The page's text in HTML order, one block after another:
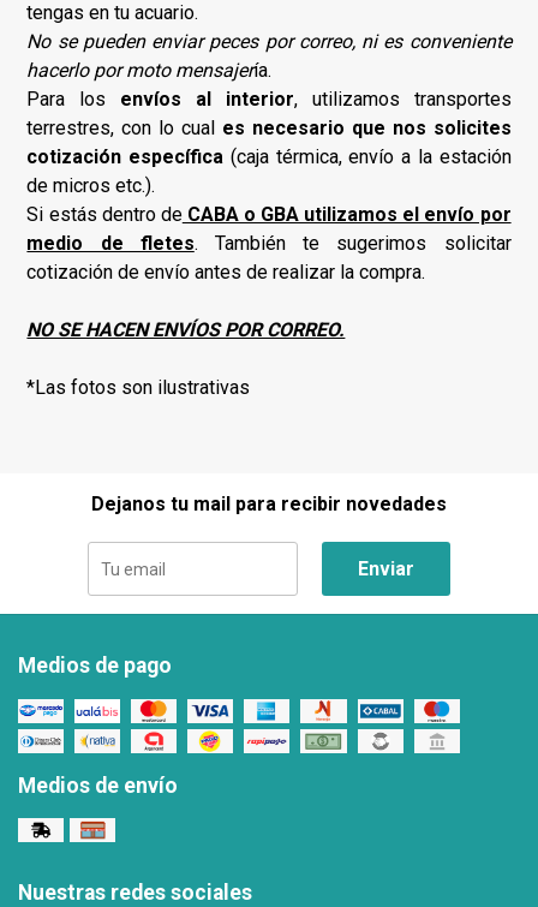
tengas en tu acuario.
No se pueden enviar peces por correo, ni es conveniente
hacerlo por moto mensajería.
Para los envíos al interior, utilizamos transportes
terrestres, con lo cual es necesario que nos solicites
cotización específica (caja térmica, envío a la estación
de micros etc.).
Si estás dentro deCABA o GBA utilizamos el envío por
medio de fletes. También te sugerimos solicitar
cotización de envío antes de realizar la compra.
NO SE HACEN ENVÍOS POR CORREO.
*Las fotos son ilustrativas
Dejanos tu mail para recibir novedades
Enviar
Medios de pago
Medios de envío
Nuestras redes sociales